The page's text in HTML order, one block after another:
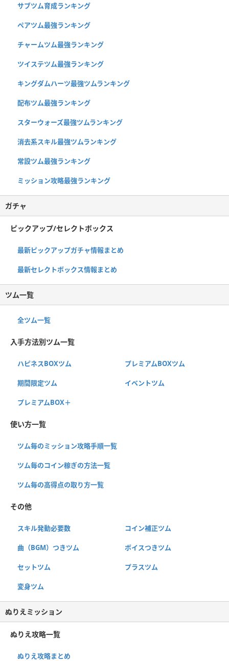
サブツム育成ランキング
ペアツム最強ランキング
チャームツム最強ランキング
ツイステツム最強ランキング
キングダムハーツ最強ツムランキング
配布ツム最強ランキング
スターウォーズ最強ツムランキング
消去系スキル最強ツムランキング
常設ツム最強ランキング
ミッション攻略最強ランキング
ガチャ
ピックアップ/セレクトボックス
最新ピックアップガチャ情報まとめ
最新セレクトボックス情報まとめ
ツム一覧
全ツム一覧
入手方法別ツム一覧
ハピネスBOXツム プレミアムBOXツム
期間限定ツム イベントツム
プレミアムBOX＋
使い方一覧
ツム毎のミッション攻略手順一覧
ツム毎のコイン稼ぎの方法一覧
ツム毎の高得点の取り方一覧
その他
スキル発動必要数 コイン補正ツム
曲（BGM）つきツム ボイスつきツム
セットツム プラスツム
変身ツム
ぬりえミッション
ぬりえ攻略一覧
ぬりえ攻略まとめ